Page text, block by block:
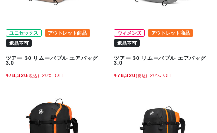
ユニセックス
アウトレット商品
返品不可
ツアー 30 リムーバブル エアバッグ
3.0
¥78,320(税込) 20% OFF
ウィメンズ
アウトレット商品
返品不可
ツアー 30 リムーバブル エアバッグ
3.0
¥78,320(税込) 20% OFF